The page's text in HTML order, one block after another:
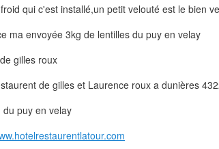
qui c'est installé,un petit velouté est le bien
ma envoyée 3kg de lentilles du puy en velay
gilles roux
de gilles et Laurence roux a dunières
du puy en velay